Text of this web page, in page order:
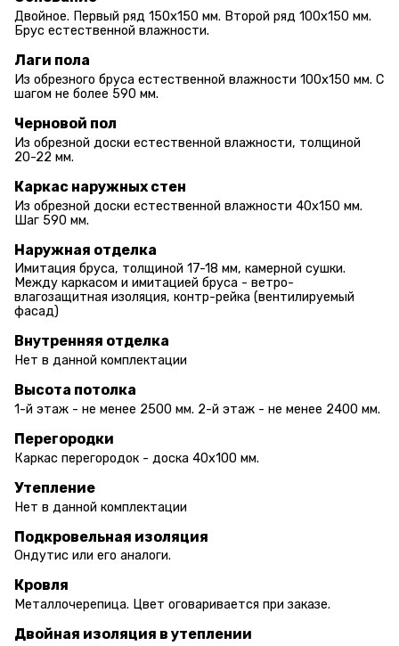
Двойное. Первый ряд 150х150 мм. Второй ряд 100х150 мм.
Брус естественной влажности.
Лаги пола
Из обрезного бруса естественной влажности 100х150 мм. С
шагом не более 590 мм.
Черновой пол
Из обрезной доски естественной влажности, толщиной
20-22 мм.
Каркас наружных стен
Из обрезной доски естественной влажности 40х150 мм.
Шаг 590 мм.
Наружная отделка
Имитация бруса, толщиной 17-18 мм, камерной сушки.
Между каркасом и имитацией бруса - ветро-
влагозащитная изоляция, контр-рейка (вентилируемый
фасад)
Внутренняя отделка
Нет в данной комплектации
Высота потолка
1-й этаж - не менее 2500 мм. 2-й этаж - не менее 2400 мм.
Перегородки
Каркас перегородок - доска 40х100 мм.
Утепление
Нет в данной комплектации
Подкровельная изоляция
Ондутис или его аналоги.
Кровля
Металлочерепица. Цвет оговаривается при заказе.
Двойная изоляция в утеплении